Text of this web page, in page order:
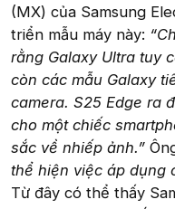
(MX) của Samsung
triển mẫu máy này:
rằng Galaxy Ultra tuy
còn các mẫu Galaxy
camera. S25 Edge ra
cho một chiếc
sắc về nhiếp ảnh.”
thể hiện việc áp dụng
Từ đây có thể thấy